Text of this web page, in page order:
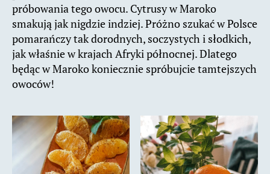
próbowania tego owocu. Cytrusy w Maroko
smakują jak nigdzie indziej. Próżno szukać w Polsce
pomarańczy tak dorodnych, soczystych i słodkich,
jak właśnie w krajach Afryki północnej. Dlatego
będąc w Maroko koniecznie spróbujcie tamtejszych
owoców!